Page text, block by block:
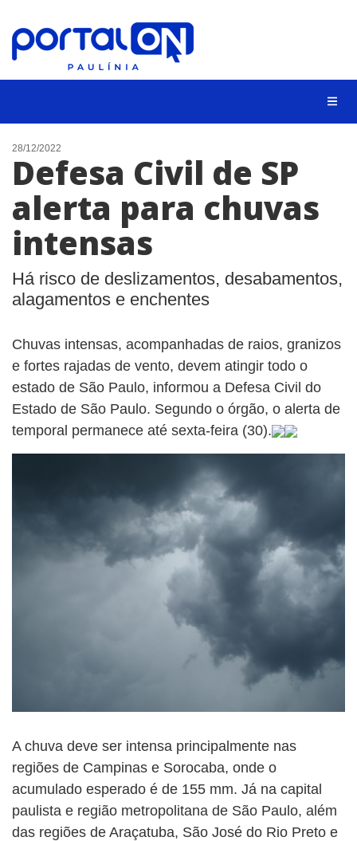
CIDADES
EVENTOS
EMPREGO
ANIVERSÁRIO DAS CIDADES
ANUNCIE
CONTATO
28/12/2022
Defesa Civil de SP
alerta para chuvas
intensas
Há risco de deslizamentos, desabamentos,
alagamentos e enchentes
Chuvas intensas, acompanhadas de raios, granizos
e fortes rajadas de vento, devem atingir todo o
estado de São Paulo, informou a Defesa Civil do
Estado de São Paulo. Segundo o órgão, o alerta de
temporal permanece até sexta-feira (30).
A chuva deve ser intensa principalmente nas
regiões de Campinas e Sorocaba, onde o
acumulado esperado é de 155 mm. Já na capital
paulista e região metropolitana de São Paulo, além
das regiões de Araçatuba, São José do Rio Preto e